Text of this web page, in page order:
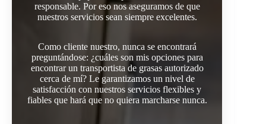
responsable. Por eso nos aseguramos de que
nuestros servicios sean siempre excelentes.
Como cliente nuestro, nunca se encontrará
preguntándose: ¿cuáles son mis opciones para
encontrar un transportista de grasas autorizado
cerca de mí? Le garantizamos un nivel de
satisfacción con nuestros servicios flexibles y
fiables que hará que no quiera marcharse nunca.